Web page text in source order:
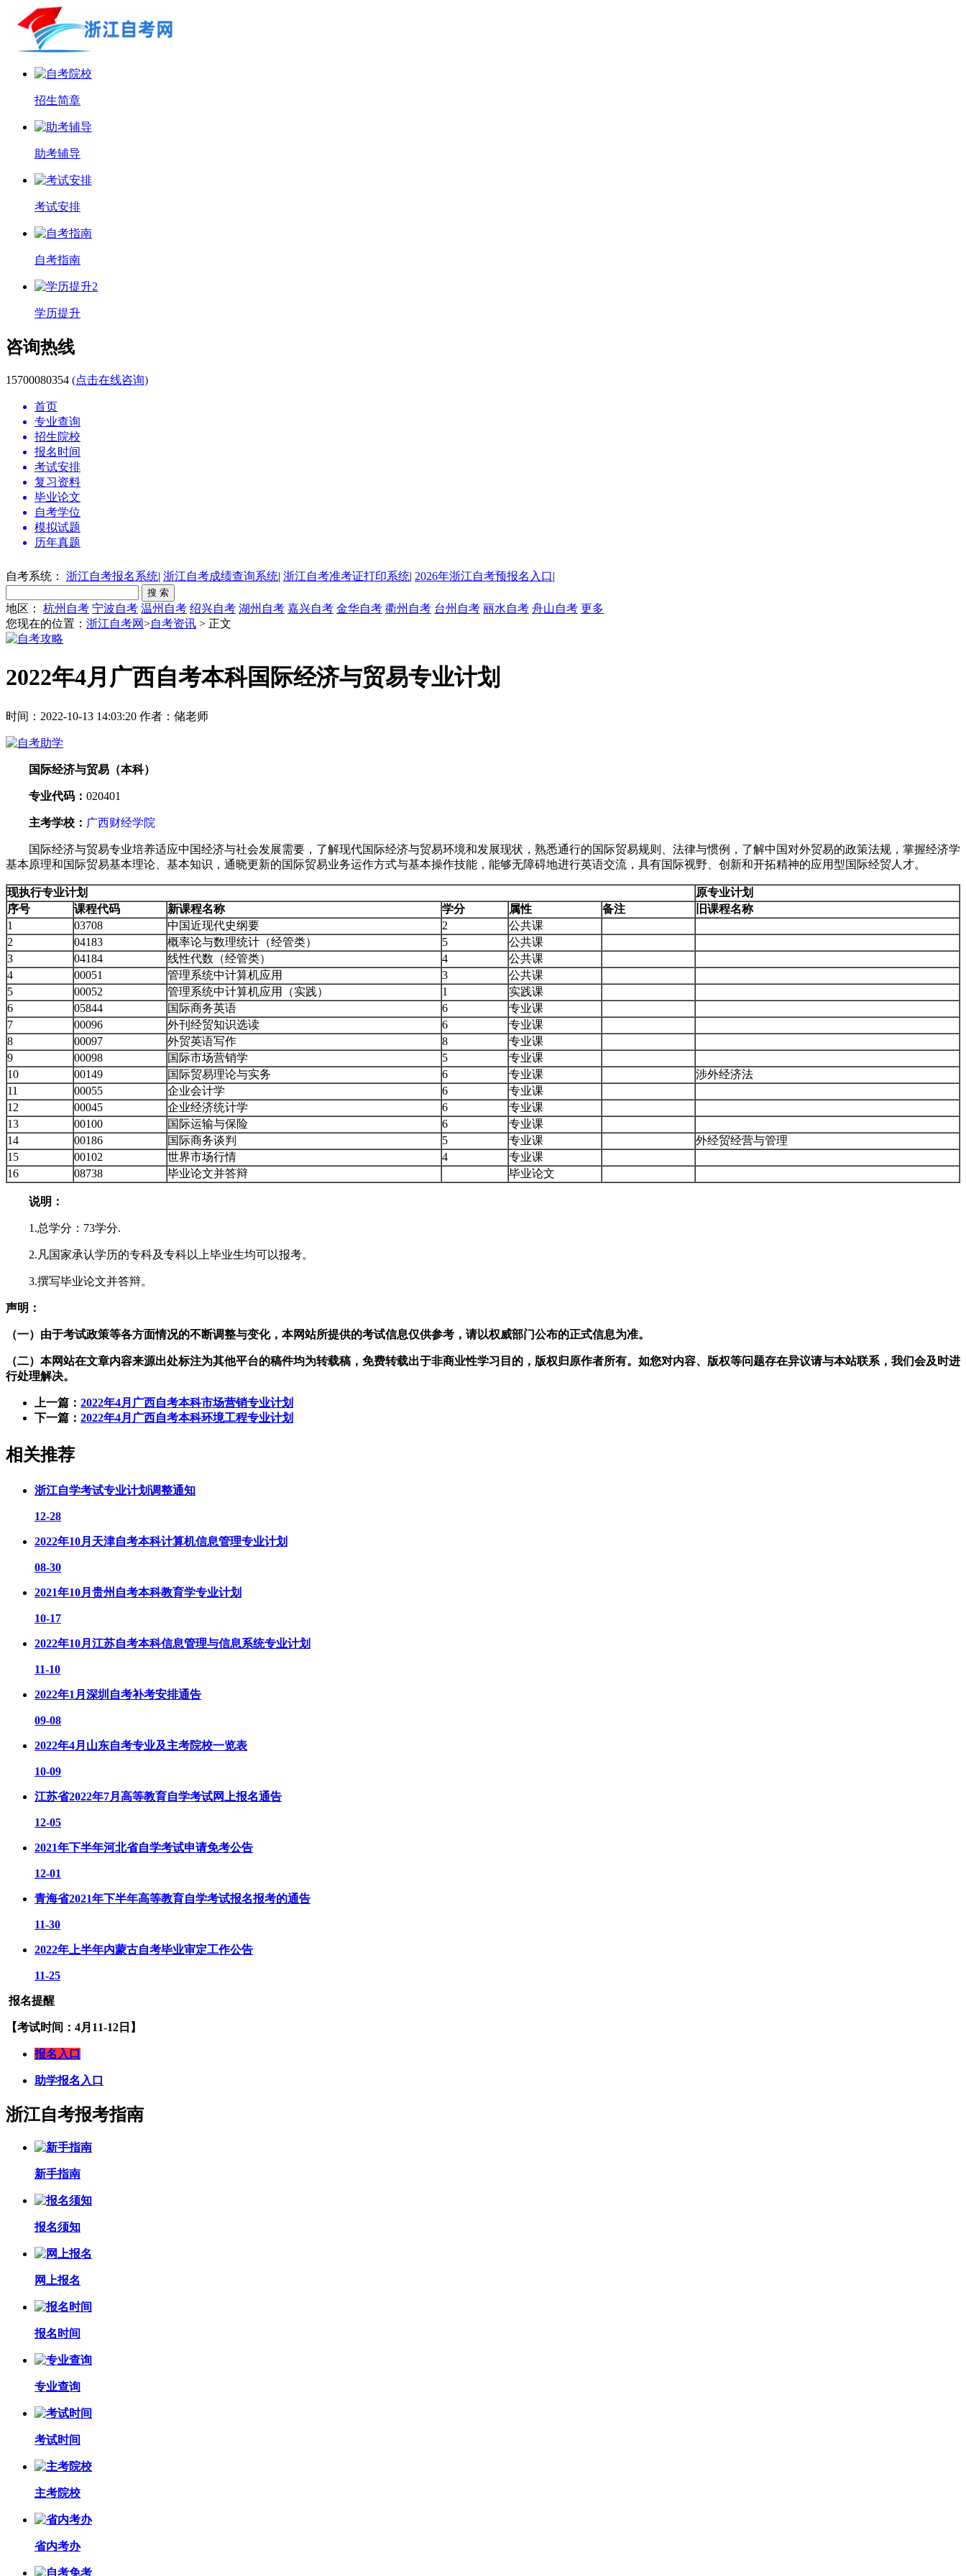
招生简章
助考辅导
考试安排
自考指南
学历提升
咨询热线
15700080354 (点击在线咨询)
首页
专业查询
招生院校
报名时间
考试安排
复习资料
毕业论文
自考学位
模拟试题
历年真题
自考系统： 浙江自考报名系统| 浙江自考成绩查询系统| 浙江自考准考证打印系统| 2026年浙江自考预报名入口|
地区： 杭州自考 宁波自考 温州自考 绍兴自考 湖州自考 嘉兴自考 金华自考 衢州自考 台州自考 丽水自考 舟山自考 更多
您现在的位置： 浙江自考网>自考资讯 > 正文
2022年4月广西自考本科国际经济与贸易专业计划
时间：2022-10-13 14:03:20 作者：储老师
国际经济与贸易（本科）
专业代码： 020401
主考学校： 广西财经学院
国际经济与贸易专业培养适应中国经济与社会发展需要，了解现代国际经济与贸易环境和发展现状，熟悉通行的国际贸易规则、法律与惯例，了解中国对外贸易的政策法规，掌握经济学
基本原理和国际贸易基本理论、基本知识，通晓更新的国际贸易业务运作方式与基本操作技能，能够无障碍地进行英语交流，具有国际视野、创新和开拓精神的应用型国际经贸人才。
现执行专业计划
原专业计划
序号
课程代码 新课程名称 学分 属性 备注
旧课程名称
1
03708 中国近现代史纲要 2
公共课
2
04183 概率论与数理统计（经管类） 5
公共课
3
04184 线性代数（经管类） 4
公共课
4
00051 管理系统中计算机应用 3
公共课
5
00052 管理系统中计算机应用（实践） 1
实践课
6
05844 国际商务英语 6
专业课
7
00096 外刊经贸知识选读 6
专业课
8
00097 外贸英语写作 8
专业课
9
00098 国际市场营销学 5
专业课
10
00149 国际贸易理论与实务 6 专业课
涉外经济法
11
00055 企业会计学 6
专业课
12
00045 企业经济统计学 6
专业课
13
00100 国际运输与保险 6
专业课
14
00186 国际商务谈判 5 专业课
外经贸经营与管理
15
00102 世界市场行情 4
专业课
16
08738 毕业论文并答辩 毕业论文
说明：
1.总学分：73学分.
2.凡国家承认学历的专科及专科以上毕业生均可以报考。
3.撰写毕业论文并答辩。
声明：
（一）由于考试政策等各方面情况的不断调整与变化，本网站所提供的考试信息仅供参考，请以权威部门公布的正式信息为准。
（二）本网站在文章内容来源出处标注为其他平台的稿件均为转载稿，免费转载出于非商业性学习目的，版权归原作者所有。如您对内容、版权等问题存在异议请与本站联系，我们会及时进
行处理解决。
上一篇： 2022年4月广西自考本科市场营销专业计划
下一篇： 2022年4月广西自考本科环境工程专业计划
相关推荐
浙江自学考试专业计划调整通知
12-28
2022年10月天津自考本科计算机信息管理专业计划
08-30
2021年10月贵州自考本科教育学专业计划
10-17
2022年10月江苏自考本科信息管理与信息系统专业计划
11-10
2022年1月深圳自考补考安排通告
09-08
2022年4月山东自考专业及主考院校一览表
10-09
江苏省2022年7月高等教育自学考试网上报名通告
12-05
2021年下半年河北省自学考试申请免考公告
12-01
青海省2021年下半年高等教育自学考试报名报考的通告
11-30
2022年上半年内蒙古自考毕业审定工作公告
11-25
报名提醒
【考试时间：4月11-12日】
报名入口
助学报名入口
浙江自考报考指南
新手指南
报名须知
网上报名
报名时间
专业查询
考试时间
主考院校
省内考办